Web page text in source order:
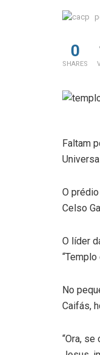
0
SHARES
Faltam
O
Celso
O líder
No
Caifás,
“Ora,